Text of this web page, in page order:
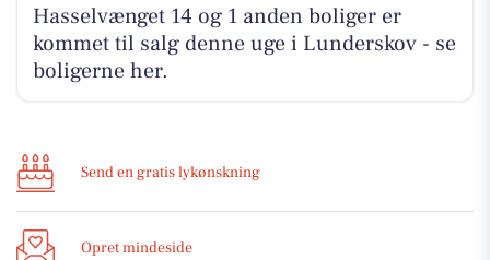
Hasselvænget 14 og 1 anden boliger er
kommet til salg denne uge i Lunderskov - se
boligerne her.
Send en gratis lykønskning
Opret mindeside